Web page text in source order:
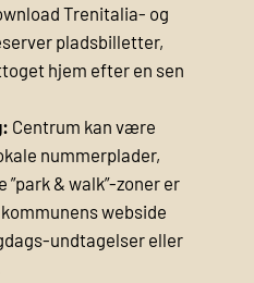
Trenitalia- og
pladsbilletter,
hjem efter en sen
Centrum kan være
nummerplader,
& walk”-zoner er
webside
undtagelser eller